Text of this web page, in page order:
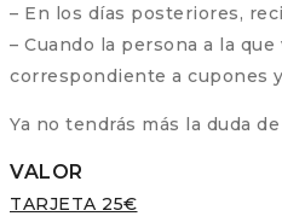
– En los días posteriores,
– Cuando la persona a la
correspondiente a cupones
Ya no tendrás más la duda
VALOR
TARJETA 25€